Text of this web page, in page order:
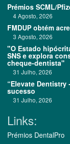
Prémios SCML/
4 Agosto, 2026
FMDUP obtém
3 Agosto, 2026
"O Estado
SNS e explora
cheque-dentista"
31 Julho, 2026
“Elevate
sucesso
31 Julho, 2026
Links:
Prémios DentalPro